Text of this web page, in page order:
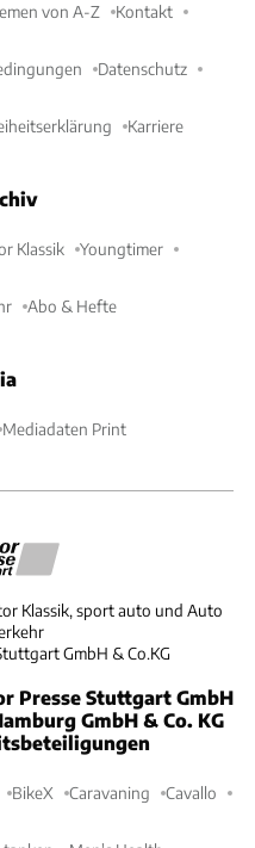
von A-Z Kontakt
Datenschutz
Karriere
Klassik Youngtimer
Abo & Hefte
Mediadaten Print
Klassik, sport auto und Auto
GmbH & Co.KG
Presse Stuttgart GmbH
GmbH & Co. KG
BikeX Caravaning Cavallo